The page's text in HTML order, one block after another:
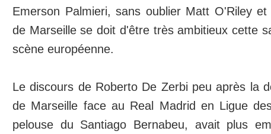
Emerson Palmieri, sans oublier Matt O'Riley
de Marseille se doit d'être très ambitieux cette
scène européenne.
Le discours de Roberto De Zerbi peu après la
de Marseille face au Real Madrid en Ligue
pelouse du Santiago Bernabeu, avait plus